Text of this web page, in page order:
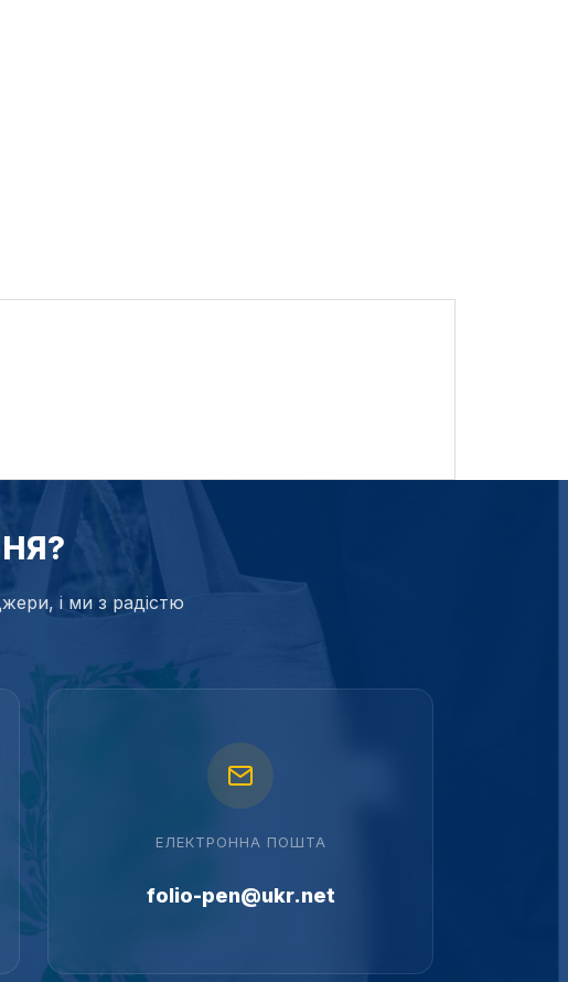
і ми з радістю
ЕЛЕКТРОННА ПОШТА
folio-pen@ukr.net